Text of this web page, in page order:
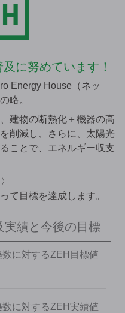
及に努めています！
Energy House（ネッ
略。
建物の断熱化＋機器の高
削減し、さらに、太陽光
ことで、エネルギー収支
て目標を達成します。
実績と今後の目標
に対するZEH目標値
に対するZEH実績値